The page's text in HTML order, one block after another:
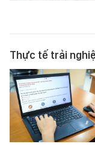
Thực tế trải